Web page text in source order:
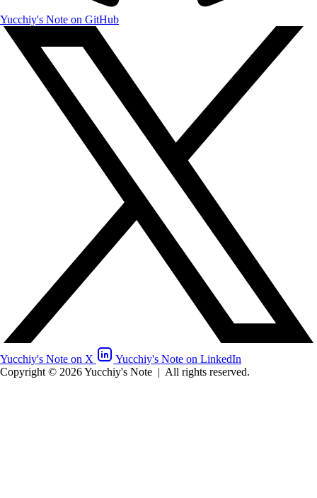
Yucchiy's Note on GitHub
Yucchiy's Note on X
Yucchiy's Note on LinkedIn
Copyright © 2026 Yucchiy's Note | All rights reserved.